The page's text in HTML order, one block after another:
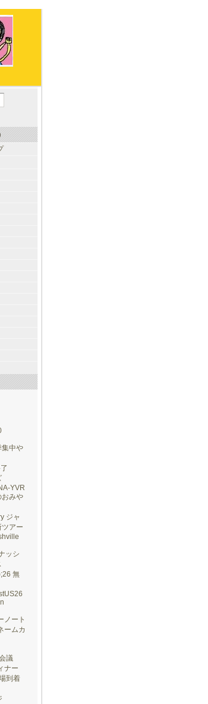
集中や
YVR
おみや
ジャ
ツアー
ッシ
無
ノート
ームカ
議
ナー
到着